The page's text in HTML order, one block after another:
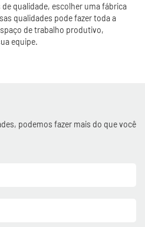
qualidade, escolher uma fábrica
qualidades pode fazer toda a
de trabalho produtivo,
equipe.
podemos fazer mais do que você